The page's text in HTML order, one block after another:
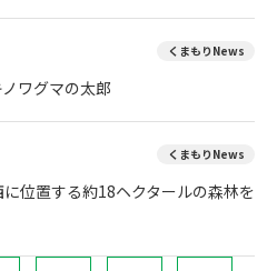
くまもりNews
ワグマの太郎
くまもりNews
位置する約18ヘクタールの森林を